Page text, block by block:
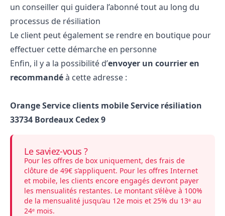
un conseiller qui guidera l’abonné tout au long du
processus de résiliation
Le client peut également se rendre en boutique pour
effectuer cette démarche en personne
Enfin, il y a la possibilité d’envoyer un courrier en
recommandéà cette adresse :
Orange Service clients mobile Service résiliation
33734 Bordeaux Cedex 9
Le saviez-vous ?
Pour les offres de box uniquement, des frais de
clôture de 49€ s’appliquent. Pour les offres Internet
et mobile, les clients encore engagés devront payer
les mensualités restantes. Le montant s’élève à 100%
de la mensualité jusqu’au 12e mois et 25% du 13ᵉ au
24ᵉ mois.